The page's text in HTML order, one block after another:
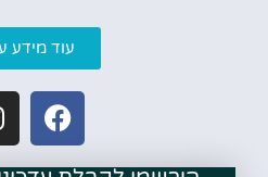
עוד מידע